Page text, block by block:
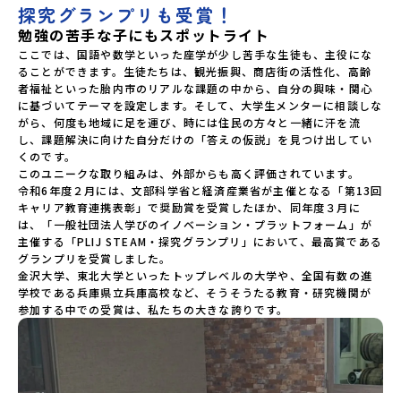
探究グランプリも受賞！
勉強の苦手な子にもスポットライト
ここでは、国語や数学といった座学が少し苦手な生徒も、主役にな
ることができます。生徒たちは、観光振興、商店街の活性化、高齢
者福祉といった胎内市のリアルな課題の中から、自分の興味・関心
に基づいてテーマを設定します。そして、大学生メンターに相談しな
がら、何度も地域に足を運び、時には住民の方々と一緒に汗を流
し、課題解決に向けた自分だけの「答えの仮説」を見つけ出してい
くのです。
このユニークな取り組みは、外部からも高く評価されています。
令和6年度２月には、文部科学省と経済産業省が主催となる「第13回
キャリア教育連携表彰」で奨励賞を受賞したほか、同年度３月に
は、「一般社団法人学びのイノベーション・プラットフォーム」が
主催する「PLIJ STEAM・探究グランプリ」において、最高賞である
グランプリを受賞しました。
金沢大学、東北大学といったトップレベルの大学や、全国有数の進
学校である兵庫県立兵庫高校など、そうそうたる教育・研究機関が
参加する中での受賞は、私たちの大きな誇りです。